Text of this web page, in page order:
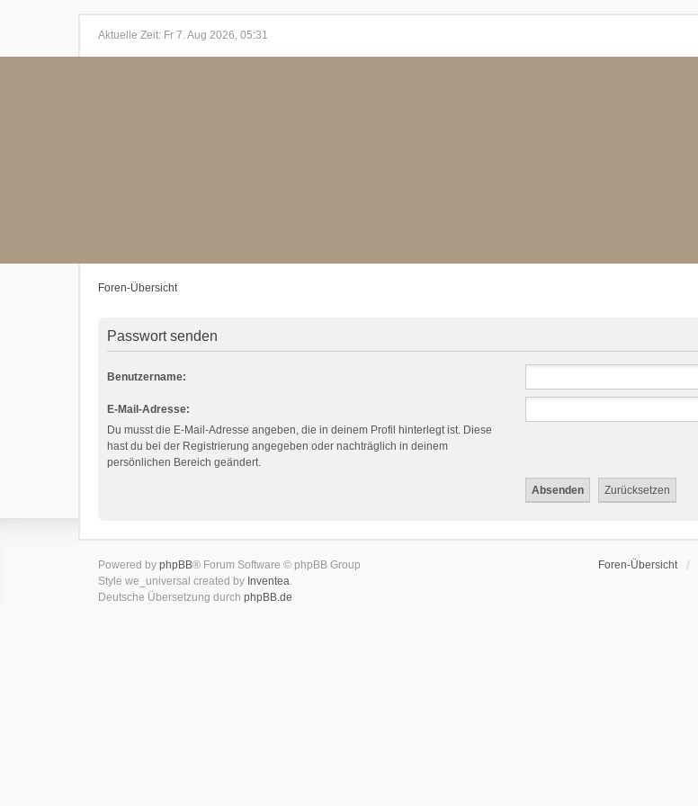
Aktuelle Zeit: Fr 7. Aug 2026, 05:31
Foren-Übersicht
Passwort senden
Benutzername:
E-Mail-Adresse:
Du musst die E-Mail-Adresse angeben, die in deinem Profil hinterlegt ist. Diese
hast du bei der Registrierung angegeben oder nachträglich in deinem
persönlichen Bereich geändert.
Foren-Übersicht
Powered by phpBB® Forum Software © phpBB Group
Style we_universal created by Inventea.
Deutsche Übersetzung durch phpBB.de